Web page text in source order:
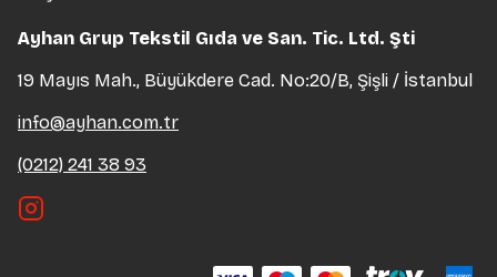
Ayhan Grup Tekstil Gıda ve San. Tic. Ltd. Şti
19 Mayıs Mah., Büyükdere Cad. No:20/B, Şişli / İstanbul
info@ayhan.com.tr
(0212) 241 38 93